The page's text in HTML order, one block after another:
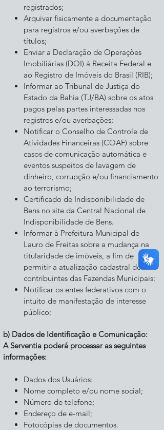
registrados;
Arquivar fisicamente a documentação
para registros e/ou averbações de
títulos;
Enviar a Declaração de Operações
Imobiliárias (DOI) à Receita Federal e
ao Registro de Imóveis do Brasil (RIB);
Informar ao Tribunal de Justiça do
Estado da Bahia (TJ/BA) sobre os atos
pagos pelas partes interessadas nos
registros e/ou averbações;
Notificar o Conselho de Controle de
Atividades Financeiras (COAF) sobre
casos de comunicação automática e
eventos suspeitos de lavagem de
dinheiro, corrupção e/ou financiamento
ao terrorismo;
Certificado de Indisponibilidade de
Bens no site da Central Nacional de
Indisponibilidade de Bens.
Informar à Prefeitura Municipal de
Lauro de Freitas sobre a mudança na
titularidade de imóveis, a fim de
permitir a atualização cadastral dos
contribuintes das Fazendas Municipais;
Notificar os entes federativos com o
intuito de manifestação de interesse
público;
b) Dados de Identificação e Comunicação:
A Serventia poderá processar as seguintes
informações:
Dados dos Usuários:
Nome completo e/ou nome social;
Número de telefone;
Endereço de e-mail;
Fotocópias de documentos.